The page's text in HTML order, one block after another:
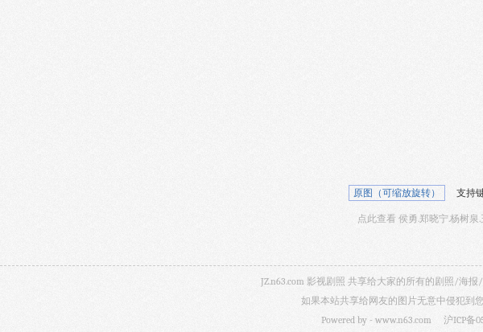
原图（可缩放旋转） 支持
点此查看 侯勇.郑晓宁.杨树
JZ.n63.com 影视剧照 共享给大家的所有的剧照/海
如果本站共享给网友的图片无意中侵犯到
Powered by - www.n63.com 沪ICP备